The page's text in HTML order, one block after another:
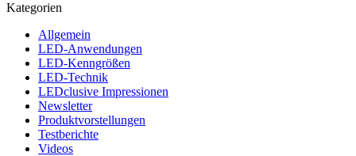
Kategorien
Allgemein
LED-Anwendungen
LED-Kenngrößen
LED-Technik
LEDclusive Impressionen
Newsletter
Produktvorstellungen
Testberichte
Videos